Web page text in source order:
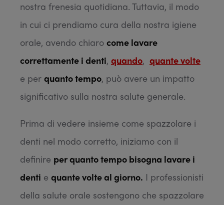
nostra frenesia quotidiana. Tuttavia, il modo
in cui ci prendiamo cura della nostra igiene
orale, avendo chiaro come lavare
correttamente i denti, quando, quante volte
e per quanto tempo, può avere un impatto
significativo sulla nostra salute generale.
Prima di vedere insieme come spazzolare i
denti nel modo corretto, iniziamo con il
definire per quanto tempo bisogna lavare i
denti e quante volte al giorno. I professionisti
della salute orale sostengono che spazzolare